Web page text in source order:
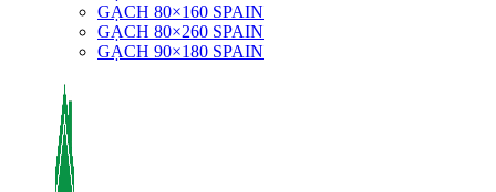
GẠCH 80×160 SPAIN
GẠCH 80×260 SPAIN
GẠCH 90×180 SPAIN